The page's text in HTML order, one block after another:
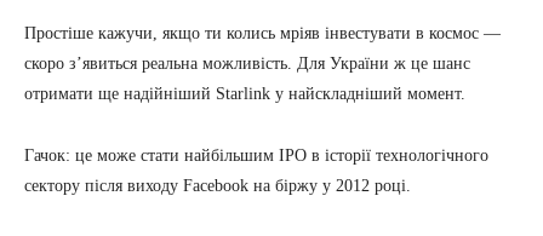
Простіше кажучи, якщо ти колись мріяв інвестувати в космос —
скоро з’явиться реальна можливість. Для України ж це шанс
отримати ще надійніший Starlink у найскладніший момент.
Гачок: це може стати найбільшим IPO в історії технологічного
сектору після виходу Facebook на біржу у 2012 році.